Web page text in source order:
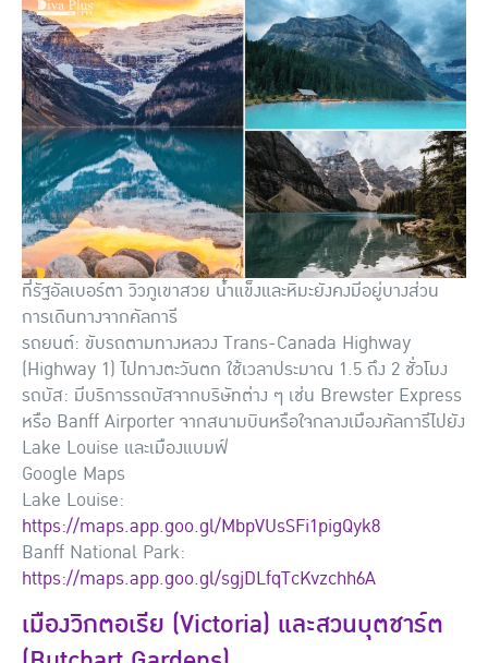
ที่รัฐอัลเบอร์ตา วิวภูเขาสวย น้ำแข็งและหิมะยังคงมีอยู่บางส่วน
การเดินทางจากคัลการี
รถยนต์: ขับรถตามทางหลวง Trans-Canada Highway
(Highway 1) ไปทางตะวันตก ใช้เวลาประมาณ 1.5 ถึง 2 ชั่วโมง
รถบัส: มีบริการรถบัสจากบริษัทต่าง ๆ เช่น Brewster Express
หรือ Banff Airporter จากสนามบินหรือใจกลางเมืองคัลการีไปยัง
Lake Louise และเมืองแบมฟ์
Google Maps
Lake Louise:
https://maps.app.goo.gl/MbpVUsSFi1pigQyk8
Banff National Park:
https://maps.app.goo.gl/sgjDLfqTcKvzchh6A
เมืองวิกตอเรีย (Victoria) และสวนบุตชาร์ต